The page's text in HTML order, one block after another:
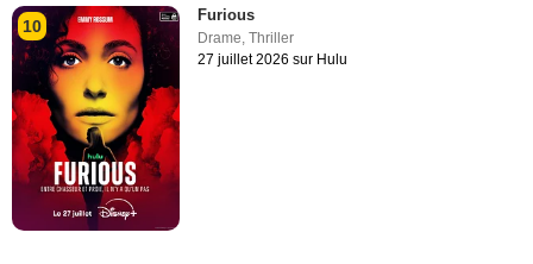
10
Furious
Drame,Thriller
27 juillet 2026 sur Hulu